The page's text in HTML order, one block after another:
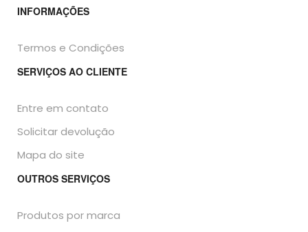
INFORMAÇÕES
Termos e Condições
SERVIÇOS AO CLIENTE
Entre em contato
Solicitar devolução
Mapa do site
OUTROS SERVIÇOS
Produtos por marca